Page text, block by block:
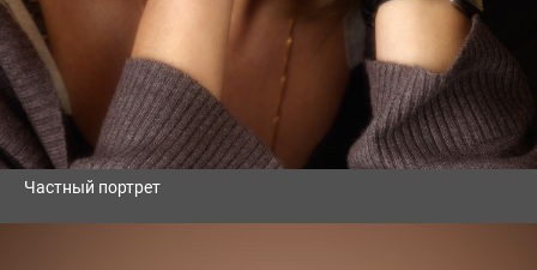
Частный портрет